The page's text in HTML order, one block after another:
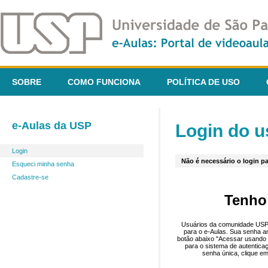
SOBRE COMO FUNCIONA POLÍTICA DE USO
e-Aulas da USP
Login
Esqueci minha senha
Cadastre-se
Login do
Não é necessário o login
Usuários da comunidade
para o e-Aulas. Sua senha
botão abaixo "Acessar
para o sistema de
senha única, clique